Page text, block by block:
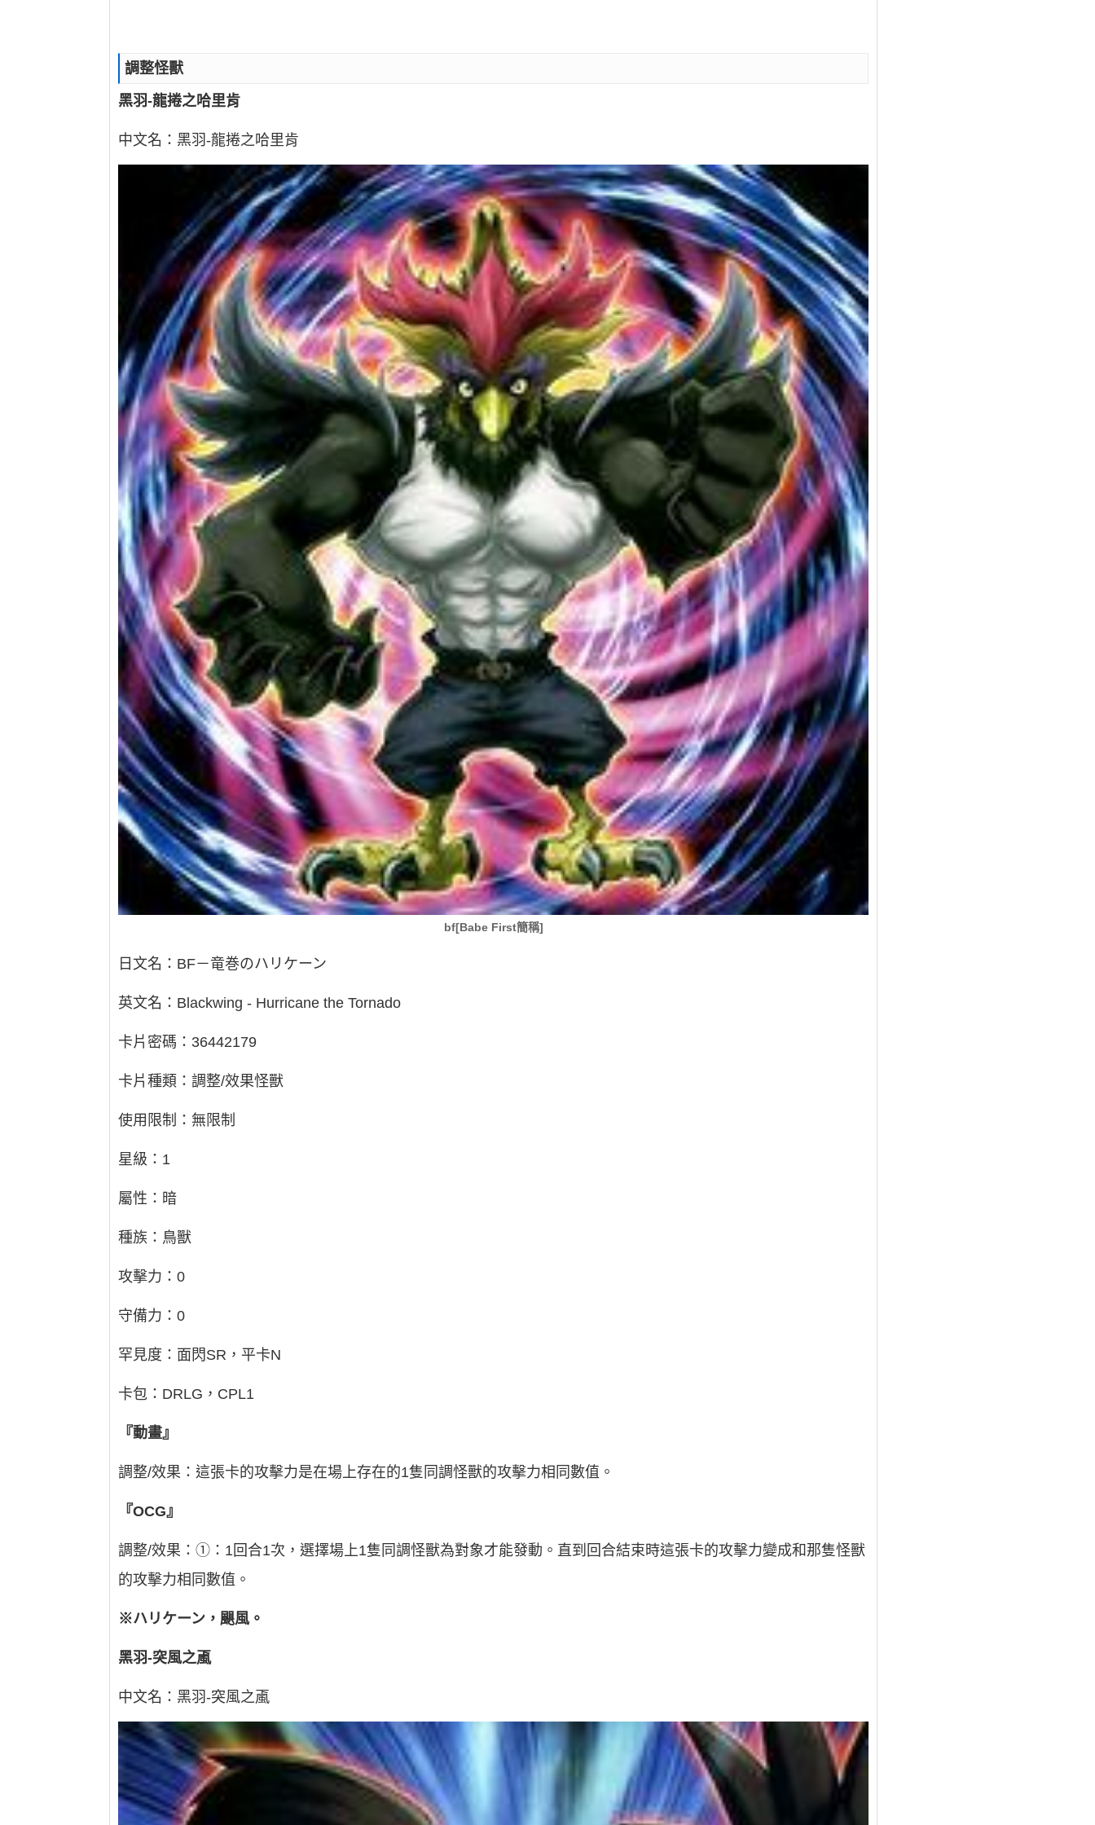
調整怪獸
黑羽-龍捲之哈里肯
中文名：黑羽-龍捲之哈里肯
bf[Babe First簡稱]
日文名：BF－竜巻のハリケーン
英文名：Blackwing - Hurricane the Tornado
卡片密碼：36442179
卡片種類：調整/效果怪獸
使用限制：無限制
星級：1
屬性：暗
種族：鳥獸
攻擊力：0
守備力：0
罕見度：面閃SR，平卡N
卡包：DRLG，CPL1
『動畫』
調整/效果：這張卡的攻擊力是在場上存在的1隻同調怪獸的攻擊力相同數值。
『OCG』
調整/效果：①：1回合1次，選擇場上1隻同調怪獸為對象才能發動。直到回合結束時這張卡的攻擊力變成和那隻怪獸
的攻擊力相同數值。
※ハリケーン，颶風。
黑羽-突風之颪
中文名：黑羽-突風之颪